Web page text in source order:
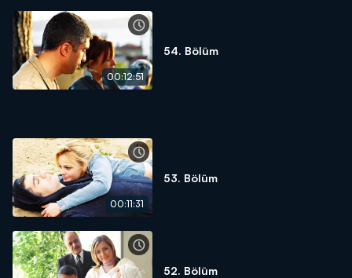
00:12:51
54. Bölüm
00:11:31
53. Bölüm
52. Bölüm